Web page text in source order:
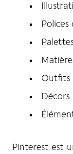
Outfits
Pinterest est